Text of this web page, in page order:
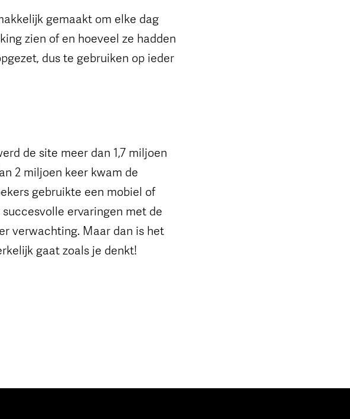
gemaakt om elke dag
zien of en hoeveel ze hadden
dus te gebruiken op ieder
de site meer dan 1,7 miljoen
2 miljoen keer kwam de
gebruikte een mobiel of
ervaringen met de
verwachting. Maar dan is het
gaat zoals je denkt!